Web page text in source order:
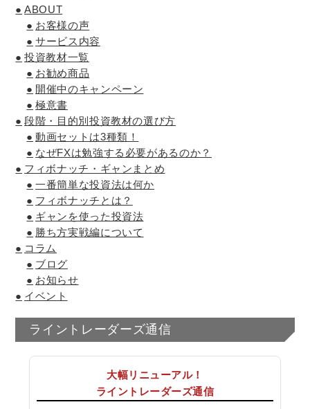
ABOUT
お客様の声
サービス内容
投資教材一覧
お勧め商品
開催中のキャンペーン
極意書
段階・目的別投資教材の選び方
動画セットは3種類！
なぜFXは勉強する必要があるのか？
フィボナッチ・ギャンまとめ
一番簡単な投資法は何か
フィボナッチとは？
ギャンを使った投資法
勝ち方実戦編について
コラム
ブログ
お知らせ
イベント
ライントレーダーズ通信
大幅リニューアル！
ライントレーダーズ通信